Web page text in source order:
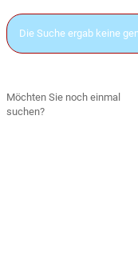
Die Suche ergab keine
Möchten Sie noch einmal
suchen?